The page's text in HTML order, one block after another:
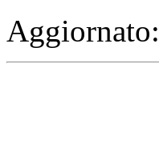
Aggiornato: